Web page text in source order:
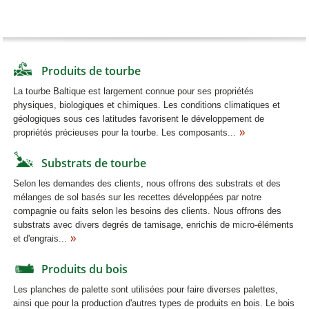
Produits de tourbe
La tourbe Baltique est largement connue pour ses propriétés
physiques, biologiques et chimiques. Les conditions climatiques et
géologiques sous ces latitudes favorisent le développement de
propriétés précieuses pour la tourbe. Les composants...
Substrats de tourbe
Selon les demandes des clients, nous offrons des substrats et des
mélanges de sol basés sur les recettes développées par notre
compagnie ou faits selon les besoins des clients. Nous offrons des
substrats avec divers degrés de tamisage, enrichis de micro-éléments
et d'engrais...
Produits du bois
Les planches de palette sont utilisées pour faire diverses palettes,
ainsi que pour la production d'autres types de produits en bois. Le bois